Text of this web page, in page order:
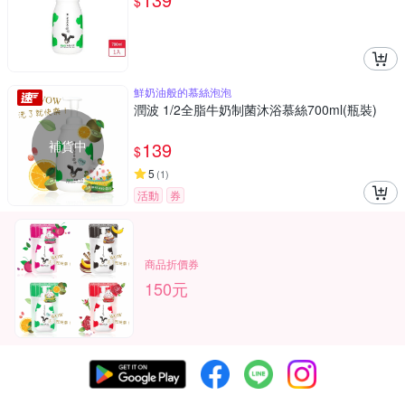
補貨中
鮮奶油般的慕絲泡泡
潤波 1/2全脂牛奶制菌沐浴慕絲700ml(瓶裝)
$139
5 (1)
活動 券
商品折價券
150元